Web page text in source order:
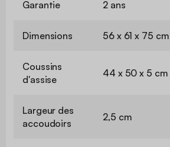
Garantie 2 ans
Dimensions 56 x 61 x 75 cm
Coussins
d'assise
44 x 50 x 5 cm
Largeur des
accoudoirs
2,5 cm